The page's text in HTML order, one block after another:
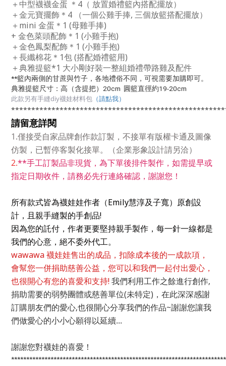
＋中型襪襪金蛋 ＊4（ 放置婚禮籃內搭配擺放）
＋金元寶擺飾＊4 （一個公雞手捧, 三個放籃搭配擺放）
＋mini 金蛋＊1 (母雞手捧)
+ 金色菜頭配飾＊1 (小雞手抱)
＋金色鳳梨配飾＊1 (小雞手抱)
＋長纖棉花＊1包 (搭配婚禮籃用)
＋典雅提籃*1 大小剛好裝一整組婚禮帶路雞及配件
**籃內兩側的甘蔗與竹子，各地禮俗不同，可視需要加購即可。
典雅提籃尺寸：高（含提把）20cm 圓籃直徑約19-20cm
此款另有手縫diy襪娃材料包 （請點我）
請留意詳閱
1.僅接受自家品牌創作款訂製，不接單有版權卡通及圖像
仿製，已暫停客製化接單。（企業形象設計請另洽）
2.**手工訂製品非現貨，為下單後排件製作， 如需提早或
指定日期收件，請務必先行連絡確認，謝謝您！
所有款式皆為襪娃娃作者（Emily慧淳及子寬）原創設
計，且親手縫製的手創品!
因為您的託付，作者更要堅持親手製作，每一針一線都是
我們的心意，絕不委外代工。
wawawa 襪娃娃售出的成品，扣除成本後的一成款項，
會幫您一併捐助慈善公益，您可以和我們一起付出愛心，
也很開心有您的喜愛和支持!我們利用工作之餘進行創作,
捐助需要的弱勢團體或慈善單位(未特定)，在此深深感謝
訂購朋友們的愛心,也很開心分享我們的作品~謝謝您讓我
們做愛心的小小心願得以延續...
謝謝您對襪娃的喜愛！